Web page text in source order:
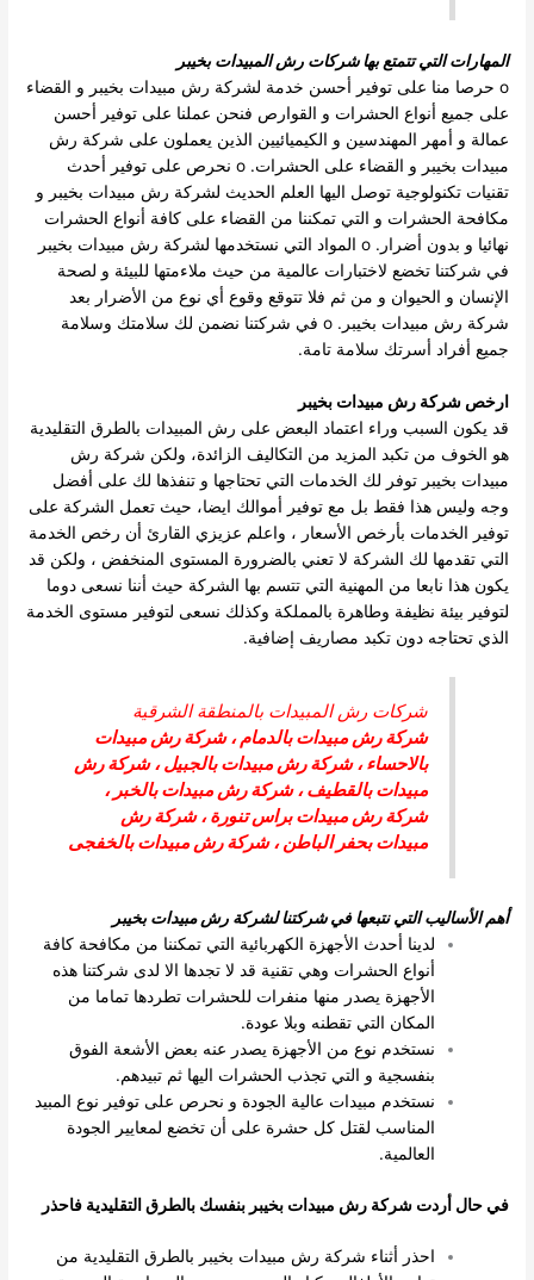
المهارات التي تتمتع بها شركات رش المبيدات بخيبر
o حرصا منا على توفير أحسن خدمة لشركة رش مبيدات بخيبر و القضاء
على جميع أنواع الحشرات و القوارص فنحن عملنا على توفير أحسن
عمالة و أمهر المهندسين و الكيميائيين الذين يعملون على شركة رش
مبيدات بخيبر و القضاء على الحشرات. o نحرص على توفير أحدث
تقنيات تكنولوجية توصل اليها العلم الحديث لشركة رش مبيدات بخيبر و
مكافحة الحشرات و التي تمكننا من القضاء على كافة أنواع الحشرات
نهائيا و بدون أضرار. o المواد التي نستخدمها لشركة رش مبيدات بخيبر
في شركتنا تخضع لاختبارات عالمية من حيث ملاءمتها للبيئة و لصحة
الإنسان و الحيوان و من ثم فلا تتوقع وقوع أي نوع من الأضرار بعد
شركة رش مبيدات بخيبر. o في شركتنا نضمن لك سلامتك وسلامة
جميع أفراد أسرتك سلامة تامة.
ارخصشركة رش مبيدات بخيبر
قد يكون السبب وراء اعتماد البعض على رش المبيدات بالطرق التقليدية
هو الخوف من تكبد المزيد من التكاليف الزائدة، ولكن شركة رش
مبيدات بخيبر توفر لك الخدمات التي تحتاجها و تنفذها لك على أفضل
وجه وليس هذا فقط بل مع توفير أموالك ايضا، حيث تعمل الشركة على
توفير الخدمات بأرخص الأسعار ، واعلم عزيزي القارئ أن رخص الخدمة
التي تقدمها لك الشركة لا تعني بالضرورة المستوى المنخفض ، ولكن قد
يكون هذا نابعا من المهنية التي تتسم بها الشركة حيث أننا نسعى دوما
لتوفير بيئة نظيفة وطاهرة بالمملكة وكذلك نسعى لتوفير مستوى الخدمة
الذي تحتاجه دون تكبد مصاريف إضافية.
شركات رش المبيدات بالمنطقة الشرقية
شركة رش مبيدات بالدمام،شركة رش مبيدات
بالاحساء،شركة رش مبيدات بالجبيل،شركة رش
مبيدات بالقطيف،شركة رش مبيدات بالخبر ،
شركة رش مبيدات براس تنورة،شركة رش
مبيدات بحفر الباطن،شركة رش مبيدات بالخفجى
أهم الأساليب التي نتبعها في شركتنا لشركة رش مبيدات بخيبر
لدينا أحدث الأجهزة الكهربائية التي تمكننا من مكافحة كافة
أنواع الحشرات وهي تقنية قد لا تجدها الا لدى شركتنا هذه
الأجهزة يصدر منها منفرات للحشرات تطردها تماما من
المكان التي تقطنه وبلا عودة.
نستخدم نوع من الأجهزة يصدر عنه بعض الأشعة الفوق
بنفسجية و التي تجذب الحشرات اليها ثم تبيدهم.
نستخدم مبيدات عالية الجودة و نحرص على توفير نوع المبيد
المناسب لقتل كل حشرة على أن تخضع لمعايير الجودة
العالمية.
في حال أردت شركة رش مبيدات بخيبر بنفسك بالطرق التقليدية فاحذر
احذر أثناء شركة رش مبيدات بخيبر بالطرق التقليدية من